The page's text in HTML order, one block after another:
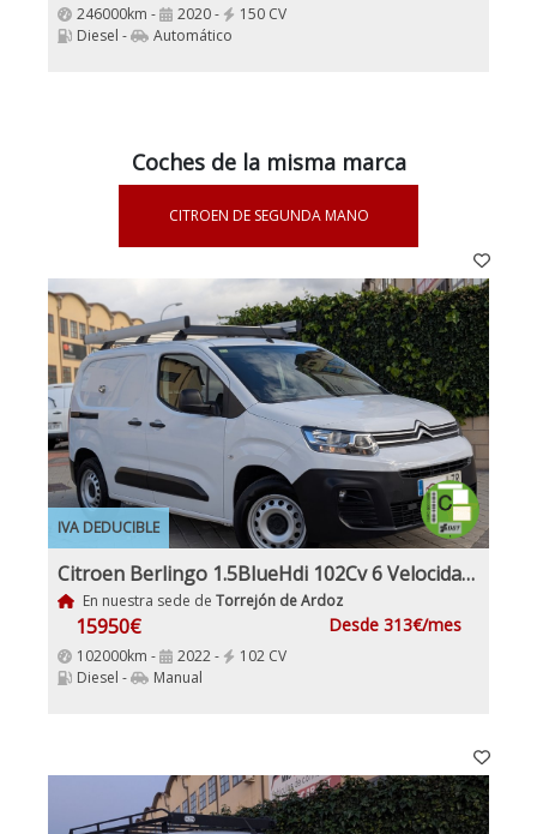
246000km - 2020 -
150 CV
Diesel -
Automático
Coches de la misma marca
CITROEN DE SEGUNDA MANO
IVA DEDUCIBLE
Citroen Berlingo 1.5BlueHdi 102Cv 6 Velocidades Etiqueta C IVA y Garantía Incl Nacional Historial mantenimiento
En nuestra sede de Torrejón de Ardoz
15950€ Desde 313€/mes
102000km - 2022 -
102 CV
Diesel -
Manual